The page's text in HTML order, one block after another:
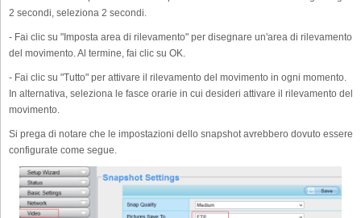
2 secondi, seleziona 2 secondi.
- Fai clic su "Imposta area di rilevamento" per disegnare un'area di rilevamento
del movimento. Al termine, fai clic su OK.
- Fai clic su "Tutto" per attivare il rilevamento del movimento in ogni momento.
In alternativa, seleziona le fasce orarie in cui desideri attivare il rilevamento del
movimento.
Si prega di notare che le impostazioni dello snapshot avrebbero dovuto essere
configurate come segue.